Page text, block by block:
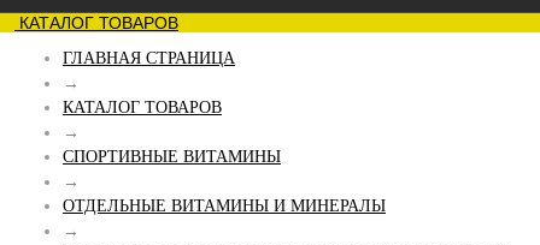
КАТАЛОГ ТОВАРОВ
ГЛАВНАЯ СТРАНИЦА
→
КАТАЛОГ ТОВАРОВ
→
СПОРТИВНЫЕ ВИТАМИНЫ
→
ОТДЕЛЬНЫЕ ВИТАМИНЫ И МИНЕРАЛЫ
→